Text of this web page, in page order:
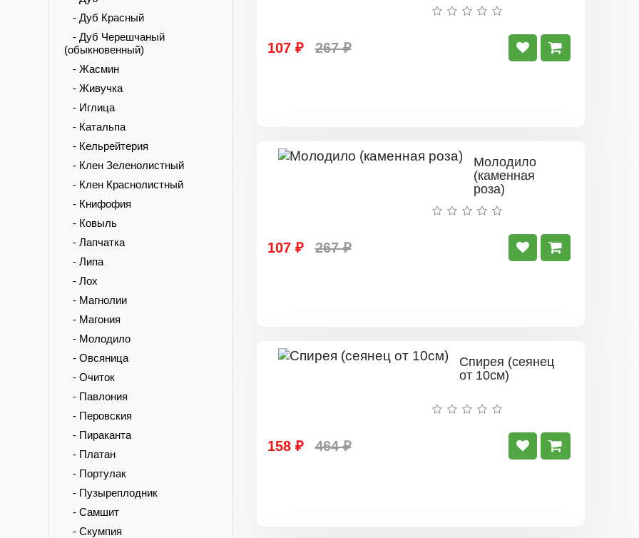
- Дуб Красный
- Дуб Черешчаный
(обыкновенный)
- Жасмин
- Живучка
- Иглица
- Катальпа
- Кельрейтерия
- Клен Зеленолистный
- Клен Краснолистный
- Книфофия
- Ковыль
- Лапчатка
- Липа
- Лох
- Магнолии
- Магония
- Молодило
- Овсяница
- Очиток
- Павлония
- Перовския
- Пираканта
- Платан
- Портулак
- Пузыреплодник
- Самшит
- Скумпия
107 ₽ 267 ₽
Молодило
(каменная
роза)
107 ₽ 267 ₽
Спирея (сеянец
от 10см)
158 ₽ 464 ₽